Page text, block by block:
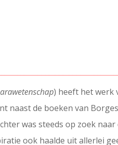
) heeft het werk
naast de boeken van
was steeds op zoek
ook haalde uit allerlei